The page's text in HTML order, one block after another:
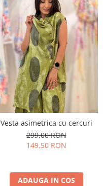
Vesta asimetrica cu cercuri
299,00 RON
149,50 RON
ADAUGA IN COS